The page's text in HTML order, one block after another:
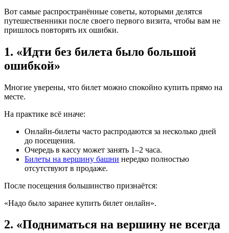
Вот самые распространённые советы, которыми делятся
путешественники после своего первого визита, чтобы вам не
пришлось повторять их ошибки.
1. «Идти без билета было большой
ошибкой»
Многие уверены, что билет можно спокойно купить прямо на
месте.
На практике всё иначе:
Онлайн-билеты часто распродаются за несколько дней
до посещения.
Очередь в кассу может занять 1–2 часа.
Билеты на вершину башни нередко полностью
отсутствуют в продаже.
После посещения большинство признаётся:
«Надо было заранее купить билет онлайн».
2. «Подниматься на вершину не всегда